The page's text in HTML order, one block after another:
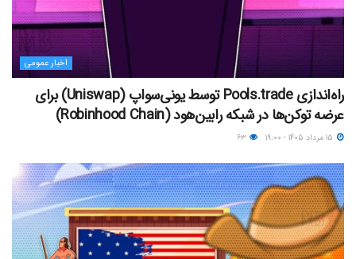
اخبار عمومی
راه‌اندازی Pools.trade توسط یونی‌سواپ (Uniswap) برای
عرضه توکن‌ها در شبکه رابین‌هود (Robinhood Chain)